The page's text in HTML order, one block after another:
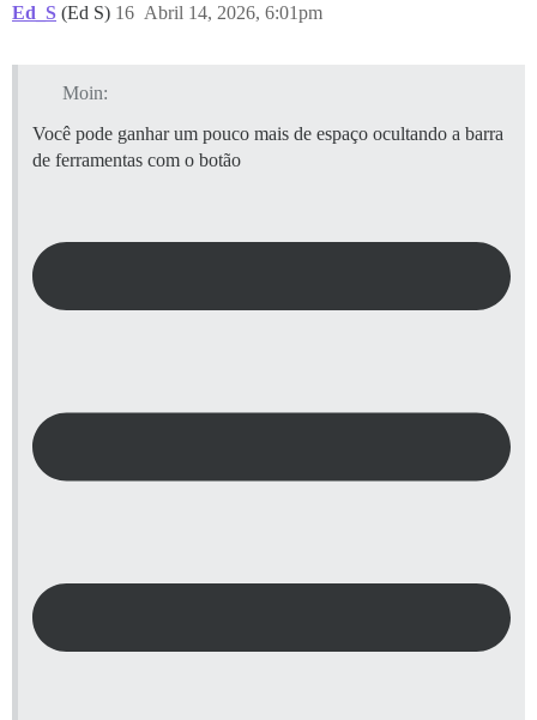
Ed_S (Ed S) Abril 14, 2026, 6:01pm
16
Moin:
Você pode ganhar um pouco mais de espaço ocultando a barra
de ferramentas com o botão